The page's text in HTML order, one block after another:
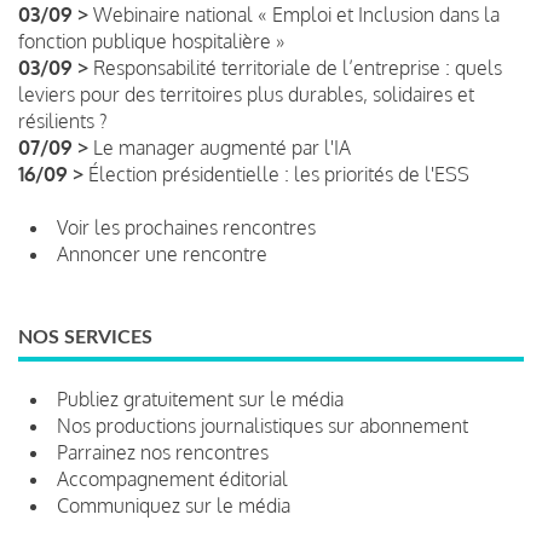
03/09 > Webinaire national « Emploi et Inclusion dans la
fonction publique hospitalière »
03/09 > Responsabilité territoriale de l’entreprise : quels
leviers pour des territoires plus durables, solidaires et
résilients ?
07/09 > Le manager augmenté par l'IA
16/09 > Élection présidentielle : les priorités de l'ESS
Voir les prochaines rencontres
Annoncer une rencontre
NOS SERVICES
Publiez gratuitement sur le média
Nos productions journalistiques sur abonnement
Parrainez nos rencontres
Accompagnement éditorial
Communiquez sur le média